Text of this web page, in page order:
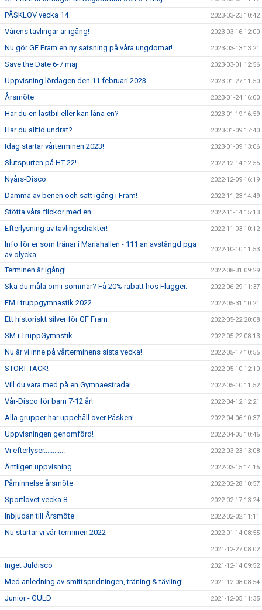
PÅSKLOV vecka 14 2023-03-23 10:42
Vårens tävlingar är igång! 2023-03-16 12:00
Nu gör GF Fram en ny satsning på våra ungdomar! 2023-03-13 13:21
Save the Date 6-7 maj 2023-03-01 12:56
Uppvisning lördagen den 11 februari 2023 2023-01-27 11:50
Årsmöte 2023-01-24 16:00
Har du en lastbil eller kan låna en? 2023-01-19 16:59
Har du alltid undrat? 2023-01-09 17:40
Idag startar vårterminen 2023! 2023-01-09 13:06
Slutspurten på HT-22! 2022-12-14 12:55
Nyårs-Disco 2022-12-09 16:19
Damma av benen och sätt igång i Fram! 2022-11-23 14:49
Stötta våra flickor med en......... 2022-11-14 15:13
Efterlysning av tävlingsdräkter! 2022-11-03 10:12
Info för er som tränar i Mariahallen - 111:an avstängd pga
av olycka
2022-10-10 11:53
Terminen är igång! 2022-08-31 09:29
Ska du måla om i sommar? Få 20% rabatt hos Flügger. 2022-06-29 11:37
EM i truppgymnastik 2022 2022-05-31 10:21
Ett historiskt silver för GF Fram 2022-05-22 20:08
SM i TruppGymnstik 2022-05-22 08:13
Nu är vi inne på vårterminens sista vecka! 2022-05-17 10:55
STORT TACK! 2022-05-10 12:10
Vill du vara med på en Gymnaestrada! 2022-05-10 11:52
Vår-Disco för barn 7-12 år! 2022-04-12 12:21
Alla grupper har uppehåll över Påsken! 2022-04-06 10:37
Uppvisningen genomförd! 2022-04-05 10:46
Vi efterlyser............ 2022-03-23 13:08
Äntligen uppvisning 2022-03-15 14:15
Påminnelse årsmöte 2022-02-28 10:57
Sportlovet vecka 8 2022-02-17 13:24
Inbjudan till Årsmöte 2022-02-02 11:11
Nu startar vi vår-terminen 2022 2022-01-14 08:55
2021-12-27 08:02
Inget Juldisco 2021-12-14 09:52
Med anledning av smittspridningen, träning & tävling! 2021-12-08 08:54
Junior - GULD 2021-12-05 11:35